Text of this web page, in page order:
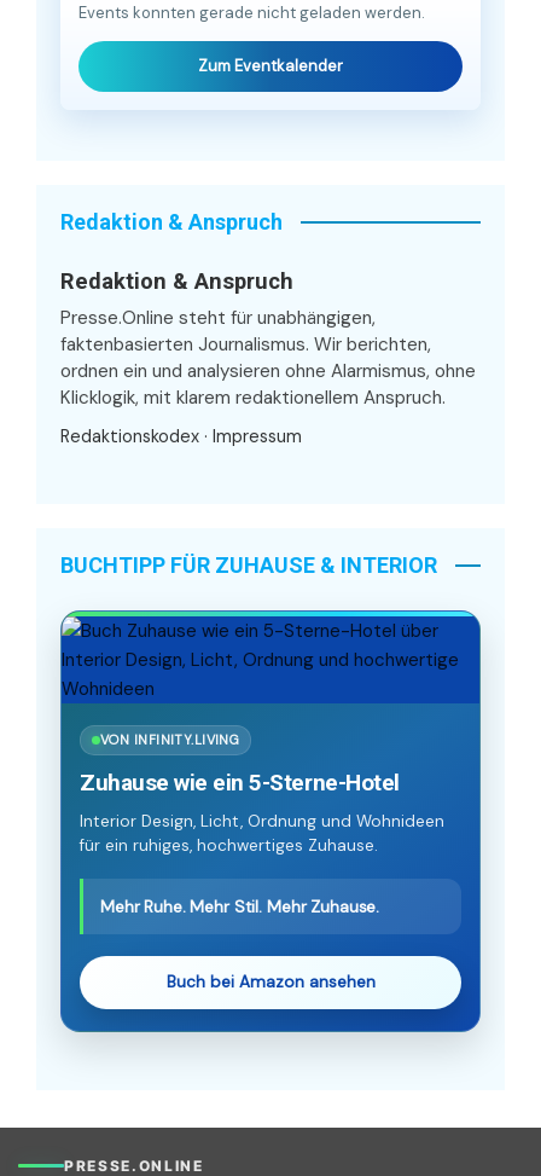
Events konnten gerade nicht geladen werden.
Zum Eventkalender
Redaktion & Anspruch
Redaktion & Anspruch
Presse.Online steht für unabhängigen,
faktenbasierten Journalismus. Wir berichten,
ordnen ein und analysieren ohne Alarmismus, ohne
Klicklogik, mit klarem redaktionellem Anspruch.
Redaktionskodex · Impressum
BUCHTIPP FÜR ZUHAUSE & INTERIOR
VON INFINITY.LIVING
Zuhause wie ein 5-Sterne-Hotel
Interior Design, Licht, Ordnung und Wohnideen
für ein ruhiges, hochwertiges Zuhause.
Mehr Ruhe. Mehr Stil. Mehr Zuhause.
Buch bei Amazon ansehen
PRESSE.ONLINE